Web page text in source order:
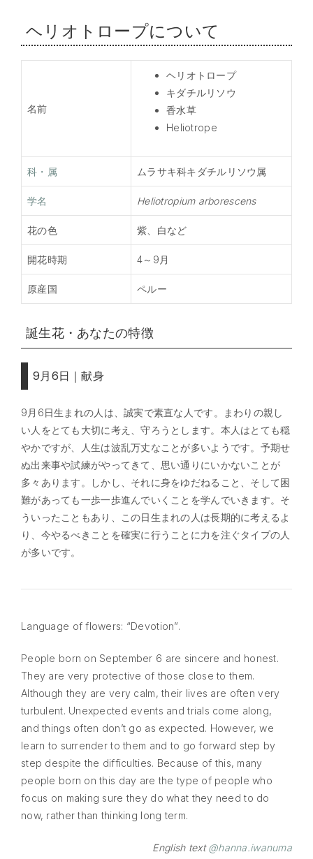
ヘリオトロープについて
名前
ヘリオトロープ
キダチルリソウ
香水草
Heliotrope
科・属 ムラサキ科キダチルリソウ属
学名 Heliotropium arborescens
花の色 紫、白など
開花時期 4～9月
原産国 ペルー
誕生花・あなたの特徴
9月6日｜献身
9月6日生まれの人は、誠実で素直な人です。まわりの親し
い人をとても大切に考え、守ろうとします。本人はとても穏
やかですが、人生は波乱万丈なことが多いようです。予期せ
ぬ出来事や試練がやってきて、思い通りにいかないことが
多々あります。しかし、それに身をゆだねること、そして困
難があっても一歩一歩進んでいくことを学んでいきます。そ
ういったこともあり、この日生まれの人は長期的に考えるよ
り、今やるべきことを確実に行うことに力を注ぐタイプの人
が多いです。
Language of flowers: “Devotion”.
People born on September 6 are sincere and honest.
They are very protective of those close to them.
Although they are very calm, their lives are often very
turbulent. Unexpected events and trials come along,
and things often don’t go as expected. However, we
learn to surrender to them and to go forward step by
step despite the difficulties. Because of this, many
people born on this day are the type of people who
focus on making sure they do what they need to do
now, rather than thinking long term.
English text@hanna.iwanuma